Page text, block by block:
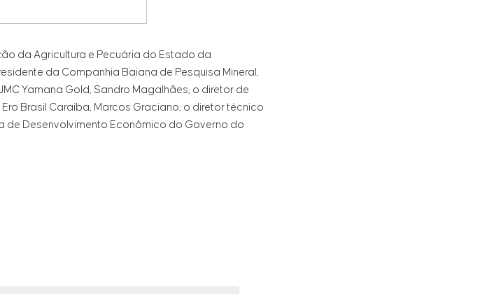
da Agricultura e Pecuária do Estado da
da Companhia Baiana de Pesquisa Mineral,
Yamana Gold, Sandro Magalhães; o diretor de
Brasil Caraíba, Marcos Graciano; o diretor técnico
de Desenvolvimento Econômico do Governo do